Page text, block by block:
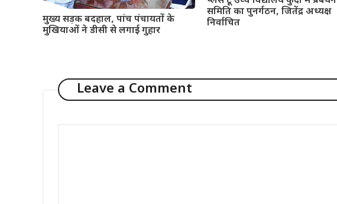
मुख्य सड़क बदहाल, पांच पंचायतों के
मुखियाओं ने डीसी से लगाई गुहार
समिति का पुनर्गठन, जितेंद्र अध्यक्ष
निर्वाचित
Leave a Comment